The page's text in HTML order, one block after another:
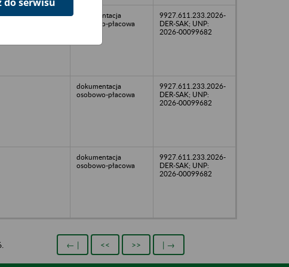
dokumentacja
osobowo-płacowa
9927.611.233.2026-
DER-SAK; UNP:
2026-00099682
dokumentacja
osobowo-płacowa
9927.611.233.2026-
DER-SAK; UNP:
2026-00099682
dokumentacja
osobowo-płacowa
9927.611.233.2026-
DER-SAK; UNP:
2026-00099682
← | << >> | →